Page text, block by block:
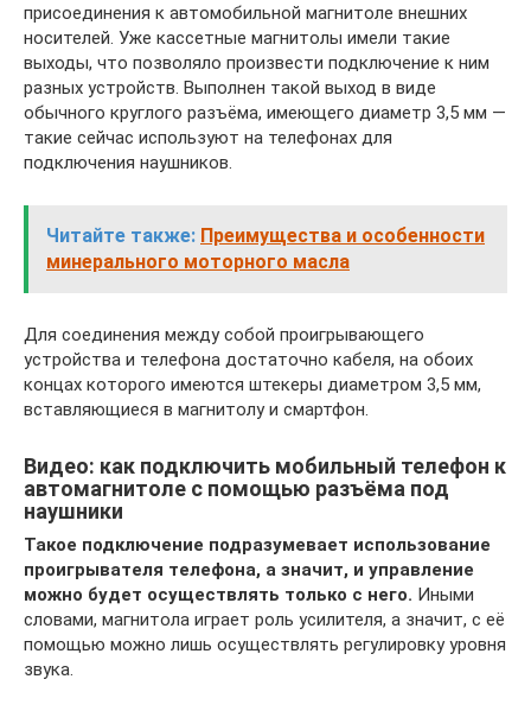
присоединения к автомобильной магнитоле внешних
носителей. Уже кассетные магнитолы имели такие
выходы, что позволяло произвести подключение к ним
разных устройств. Выполнен такой выход в виде
обычного круглого разъёма, имеющего диаметр 3,5 мм —
такие сейчас используют на телефонах для
подключения наушников.
Читайте также: Преимущества и особенности
минерального моторного масла
Для соединения между собой проигрывающего
устройства и телефона достаточно кабеля, на обоих
концах которого имеются штекеры диаметром 3,5 мм,
вставляющиеся в магнитолу и смартфон.
Видео: как подключить мобильный телефон к
автомагнитоле с помощью разъёма под
наушники
Такое подключение подразумевает использование
проигрывателя телефона, а значит, и управление
можно будет осуществлять только с него. Иными
словами, магнитола играет роль усилителя, а значит, с её
помощью можно лишь осуществлять регулировку уровня
звука.